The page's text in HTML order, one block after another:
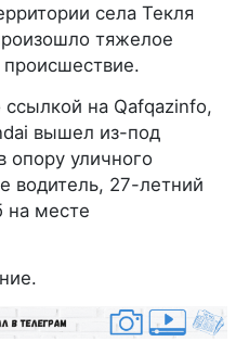
села Текля
тяжелое
ссылкой на Qafqazinfo,
вышел из-под
опору уличного
водитель, 27-летний
на месте